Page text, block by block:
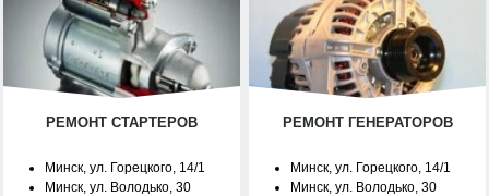
РЕМОНТ СТАРТЕРОВ
Минск, ул. Горецкого, 14/1
Минск, ул. Володько, 30
РЕМОНТ ГЕНЕРАТОРОВ
Минск, ул. Горецкого, 14/1
Минск, ул. Володько, 30